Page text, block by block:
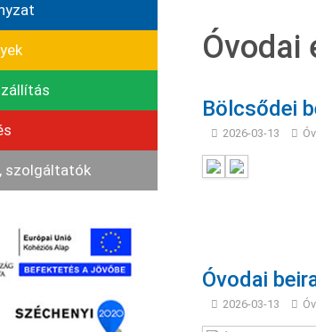
szolgáltatók
Óvodai
Bölcsődei
2026-03-13
Óvodai
2026-03-13